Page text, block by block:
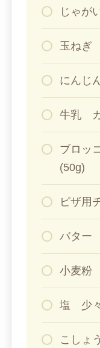
じゃが
玉ねぎ
にんじ
牛乳
ブロッ
(50g)
ピザ用
バター
小麦粉
塩 少々
こし